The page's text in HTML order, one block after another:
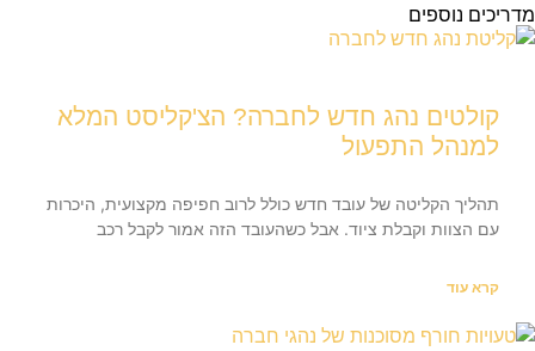
מדריכים נוספים
קולטים נהג חדש לחברה? הצ'קליסט המלא
למנהל התפעול
תהליך הקליטה של עובד חדש כולל לרוב חפיפה מקצועית, היכרות
עם הצוות וקבלת ציוד. אבל כשהעובד הזה אמור לקבל רכב
קרא עוד